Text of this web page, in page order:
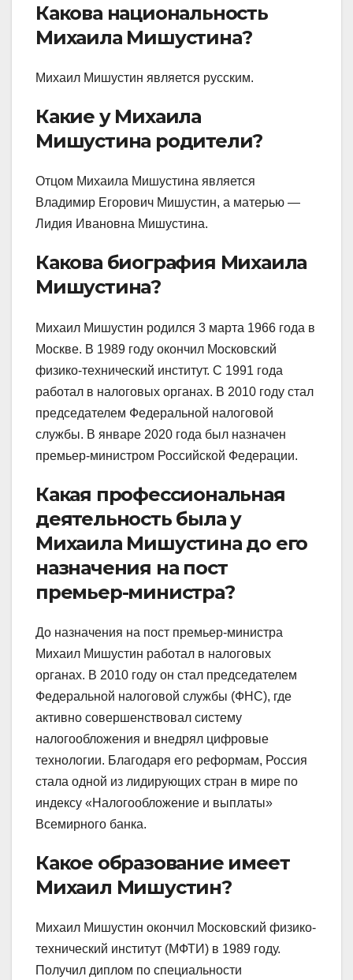
Какова национальность
Михаила Мишустина?
Михаил Мишустин является русским.
Какие у Михаила
Мишустина родители?
Отцом Михаила Мишустина является
Владимир Егорович Мишустин, а матерью —
Лидия Ивановна Мишустина.
Какова биография Михаила
Мишустина?
Михаил Мишустин родился 3 марта 1966 года в
Москве. В 1989 году окончил Московский
физико-технический институт. С 1991 года
работал в налоговых органах. В 2010 году стал
председателем Федеральной налоговой
службы. В январе 2020 года был назначен
премьер-министром Российской Федерации.
Какая профессиональная
деятельность была у
Михаила Мишустина до его
назначения на пост
премьер-министра?
До назначения на пост премьер-министра
Михаил Мишустин работал в налоговых
органах. В 2010 году он стал председателем
Федеральной налоговой службы (ФНС), где
активно совершенствовал систему
налогообложения и внедрял цифровые
технологии. Благодаря его реформам, Россия
стала одной из лидирующих стран в мире по
индексу «Налогообложение и выплаты»
Всемирного банка.
Какое образование имеет
Михаил Мишустин?
Михаил Мишустин окончил Московский физико-
технический институт (МФТИ) в 1989 году.
Получил диплом по специальности